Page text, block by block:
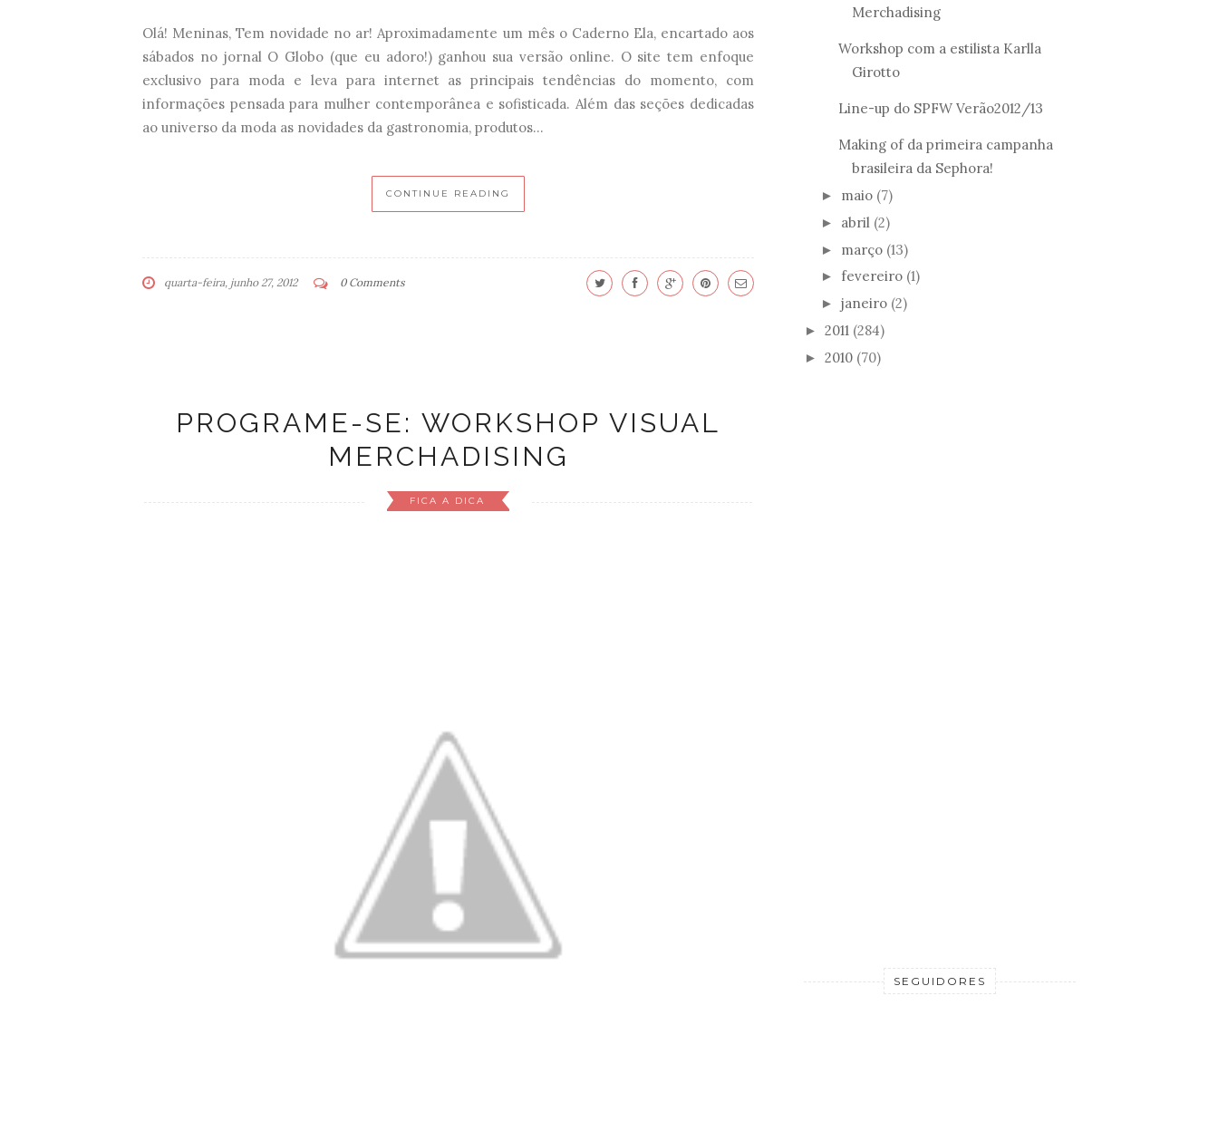
Olá! Meninas, Tem novidade no ar! Aproximadamente um mês o Caderno Ela, encartado aos
sábados no jornal O Globo (que eu adoro!) ganhou sua versão online. O site tem enfoque
exclusivo para moda e leva para internet as principais tendências do momento, com
informações pensada para mulher contemporânea e sofisticada. Além das seções dedicadas
ao universo da moda as novidades da gastronomia, produtos...
CONTINUE READING
quarta-feira, junho 27, 2012 0 Comments
PROGRAME-SE: WORKSHOP VISUAL
MERCHADISING
FICA A DICA
Merchadising
Workshop com a estilista Karlla
Girotto
Line-up do SPFW Verão2012/13
Making of da primeira campanha
brasileira da Sephora!
► maio (7)
► abril (2)
► março (13)
► fevereiro (1)
► janeiro (2)
► 2011 (284)
► 2010 (70)
SEGUIDORES